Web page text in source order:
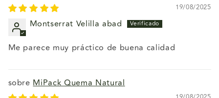
19/08/2025
Montserrat Velilla abad
Me parece muy práctico de buena calidad
MiPack Quema Natural